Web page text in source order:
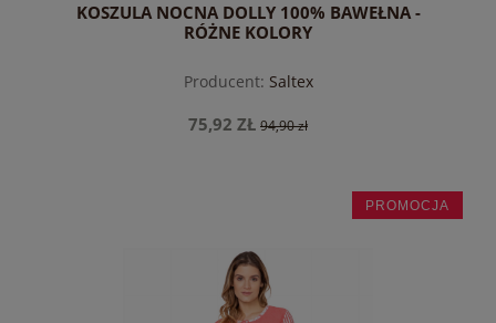
KOSZULA NOCNA DOLLY 100% BAWEŁNA -
RÓŻNE KOLORY
Producent: Saltex
75,92 ZŁ 94,90 zł
do koszyka
PROMOCJA